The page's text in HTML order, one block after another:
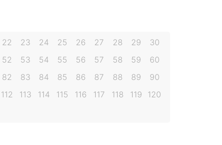
22 23 24 25 26 27 28 29
30
52 53 54 55 56 57 58 59
60
82 83 84 85 86 87 88 89
90
112 113 114 115 116 117 118 119
120